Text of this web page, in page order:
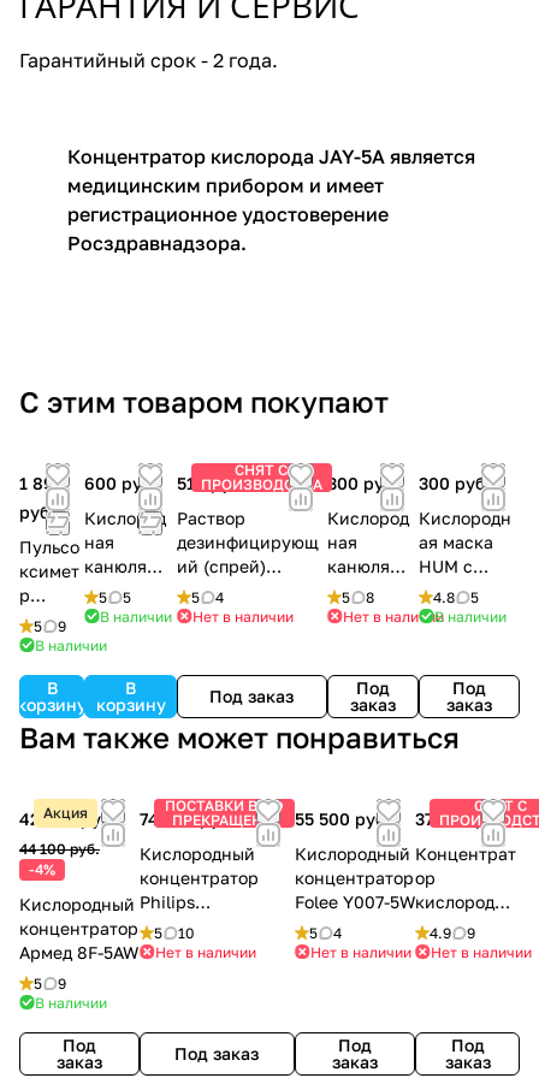
Гарантийный срок - 2 года.
Концентратор кислорода JAY-5A является
медицинским прибором и имеет
регистрационное удостоверение
Росздравнадзора.
С этим товаром покупают
1 890
руб.
Пульсо
ксимет
р
MD300
C2
5
9
В наличии
В
корзину
600 руб.
Кислород
ная
канюля
назальная
5 м
5
5
В наличии
В
корзину
СНЯТ С
ПРОИЗВОДСТВА
510 руб.
Раствор
дезинфицирующ
ий (спрей)
OXYGEN PLUS,
150 мл.
5
4
Нет в наличии
Под заказ
300 руб.
Кислород
ная
канюля
назальная
2 м
5
8
Нет в наличии
Под
заказ
300 руб.
Кислородн
ая маска
HUM с
трубкой 2 м
4.8
5
В наличии
Под
заказ
Вам также может понравиться
Акция
42 500 руб.
44 100 руб.
-4%
Кислородный
концентратор
Армед 8F-5AW
5
9
В наличии
Под
заказ
ПОСТАВКИ В РФ
ПРЕКРАЩЕНЫ
74 500 руб.
Кислородный
концентратор
Philips
Respironics
EverFlo
5
10
Нет в наличии
Под заказ
55 500 руб.
Кислородный
концентратор
Folee Y007-5W
5
4
Нет в наличии
Под
заказ
СНЯТ С
37 900 руб.
Концентрат
ор
кислорода
Армед 8F-5
4.9
9
Нет в наличии
Под
заказ